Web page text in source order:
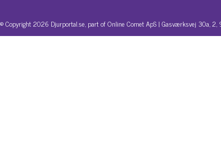
© Copyright 2026 Djurportal.se, part of Online Comet ApS | Gasværksvej 30a,